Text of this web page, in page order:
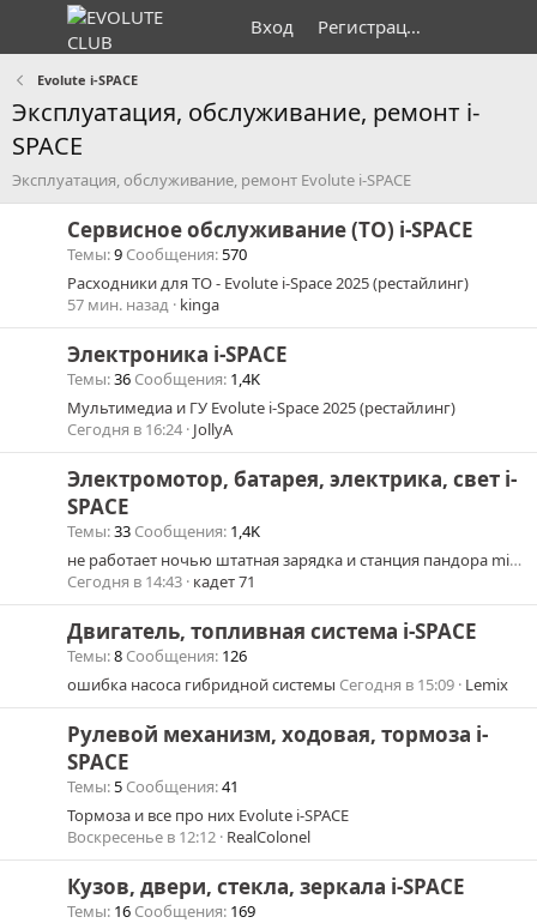
Вход Регистрация
Evolute i⁠-⁠SPACE
Эксплуатация, обслуживание, ремонт i-
SPACE
Эксплуатация, обслуживание, ремонт Evolute i-SPACE
Сервисное обслуживание (ТО) i-SPACE
Темы 9 Сообщения 570
Расходники для ТО - Evolute i-Space 2025 (рестайлинг)
57 мин. назад kinga
Электроника i-SPACE
Темы 36 Сообщения 1,4K
Мультимедиа и ГУ Evolute i-Space 2025 (рестайлинг)
Сегодня в 16:24 JollyA
Электромотор, батарея, электрика, свет i-
SPACE
Темы 33 Сообщения 1,4K
не работает ночью штатная зарядка и станция пандора mini 711c
Сегодня в 14:43 кадет 71
Двигатель, топливная система i-SPACE
Темы 8 Сообщения 126
ошибка насоса гибридной системы Сегодня в 15:09 Lemix
Рулевой механизм, ходовая, тормоза i-
SPACE
Темы 5 Сообщения 41
Тормоза и все про них Evolute i-SPACE
Воскресенье в 12:12 RealColonel
Кузов, двери, стекла, зеркала i-SPACE
Темы 16 Сообщения 169